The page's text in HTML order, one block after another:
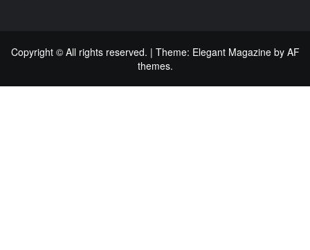
Copyright © All rights reserved. | Theme: Elegant Magazineby AF
themes.